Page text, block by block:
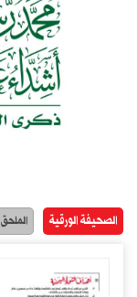
الصحيفة الورقية الملحق